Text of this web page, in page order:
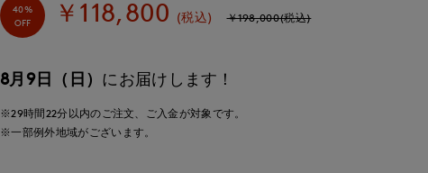
40%
OFF
￥118,800 (税込) ￥198,000(税込)
8月9日（日） にお届けします！
※29時間22分以内のご注文、ご入金が対象です。
※一部例外地域がございます。